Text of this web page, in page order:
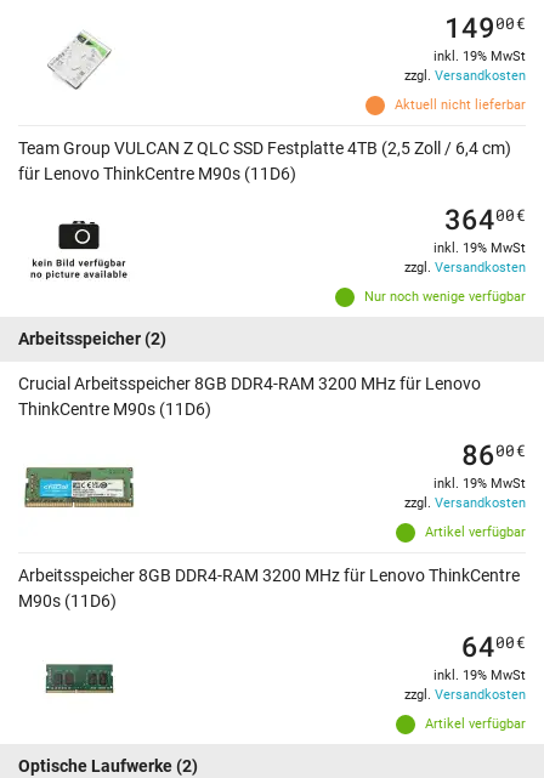
Aktuell nicht lieferbar
14900€
inkl. 19% MwSt
zzgl. Versandkosten
Team Group VULCAN Z QLC SSD Festplatte 4TB (2,5 Zoll / 6,4 cm)
für Lenovo ThinkCentre M90s (11D6)
Nur noch wenige verfügbar
36400€
inkl. 19% MwSt
zzgl. Versandkosten
Arbeitsspeicher(2)
Crucial Arbeitsspeicher 8GB DDR4-RAM 3200 MHz für Lenovo
ThinkCentre M90s (11D6)
Artikel verfügbar
8600€
inkl. 19% MwSt
zzgl. Versandkosten
Arbeitsspeicher 8GB DDR4-RAM 3200 MHz für Lenovo ThinkCentre
M90s (11D6)
Artikel verfügbar
6400€
inkl. 19% MwSt
zzgl. Versandkosten
Optische Laufwerke(2)